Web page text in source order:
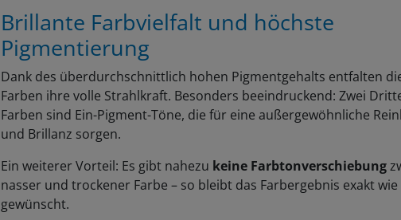
Brillante Farbvielfalt und höchste
Pigmentierung
Dank des überdurchschnittlich hohen Pigmentgehalts entfalten
Farben ihre volle Strahlkraft. Besonders beeindruckend: Zwei
Farben sind Ein-Pigment-Töne, die für eine außergewöhnliche
und Brillanz sorgen.
Ein weiterer Vorteil: Es gibt nahezu keine Farbtonverschiebung
nasser und trockener Farbe – so bleibt das Farbergebnis exakt wie
gewünscht.